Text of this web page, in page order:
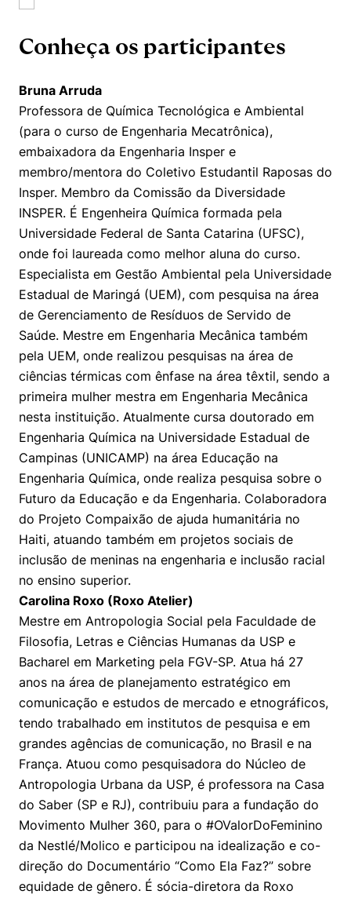
Conheça os participantes
Bruna Arruda
Professora de Química Tecnológica e Ambiental
(para o curso de Engenharia Mecatrônica),
embaixadora da Engenharia Insper e
membro/mentora do Coletivo Estudantil Raposas do
Insper. Membro da Comissão da Diversidade
INSPER. É Engenheira Química formada pela
Universidade Federal de Santa Catarina (UFSC),
onde foi laureada como melhor aluna do curso.
Especialista em Gestão Ambiental pela Universidade
Estadual de Maringá (UEM), com pesquisa na área
de Gerenciamento de Resíduos de Servido de
Saúde. Mestre em Engenharia Mecânica também
pela UEM, onde realizou pesquisas na área de
ciências térmicas com ênfase na área têxtil, sendo a
primeira mulher mestra em Engenharia Mecânica
nesta instituição. Atualmente cursa doutorado em
Engenharia Química na Universidade Estadual de
Campinas (UNICAMP) na área Educação na
Engenharia Química, onde realiza pesquisa sobre o
Futuro da Educação e da Engenharia. Colaboradora
do Projeto Compaixão de ajuda humanitária no
Haiti, atuando também em projetos sociais de
inclusão de meninas na engenharia e inclusão racial
no ensino superior.
Carolina Roxo (Roxo Atelier)
Mestre em Antropologia Social pela Faculdade de
Filosofia, Letras e Ciências Humanas da USP e
Bacharel em Marketing pela FGV-SP. Atua há 27
anos na área de planejamento estratégico em
comunicação e estudos de mercado e etnográficos,
tendo trabalhado em institutos de pesquisa e em
grandes agências de comunicação, no Brasil e na
França. Atuou como pesquisadora do Núcleo de
Antropologia Urbana da USP, é professora na Casa
do Saber (SP e RJ), contribuiu para a fundação do
Movimento Mulher 360, para o #OValorDoFeminino
da Nestlé/Molico e participou na idealização e co-
direção do Documentário “Como Ela Faz?” sobre
equidade de gênero. É sócia-diretora da Roxo